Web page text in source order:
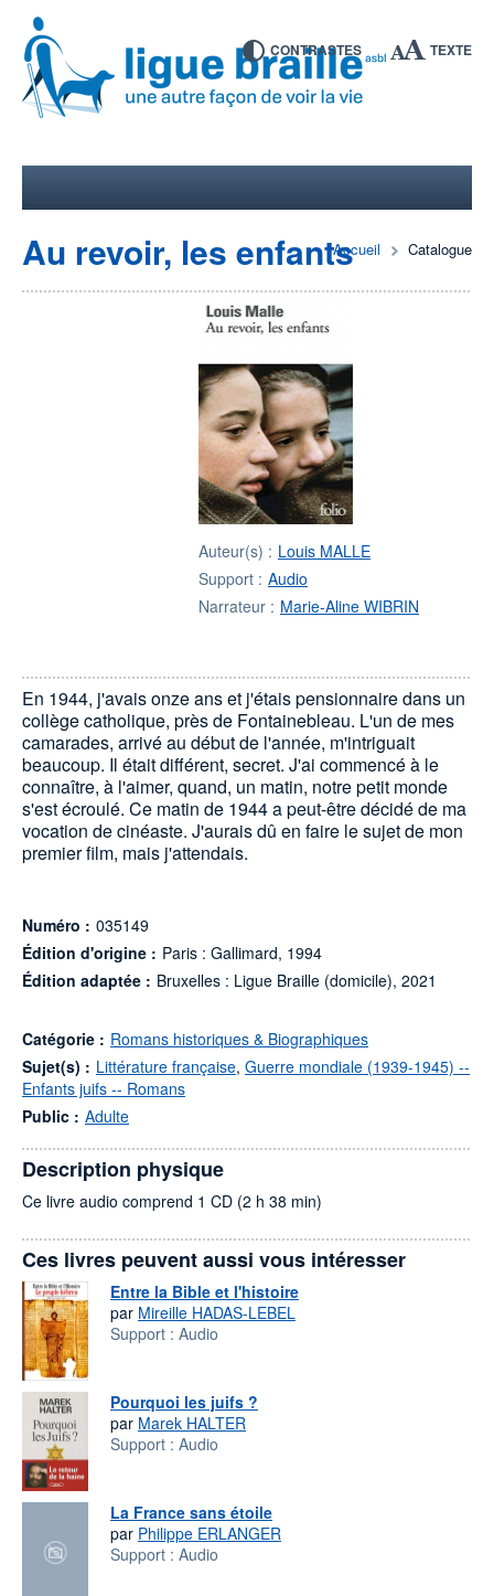
CONTRASTES TEXTE
Accueil Catalogue
Au revoir, les enfants
Auteur(s) : Louis MALLE
Support : Audio
Narrateur : Marie-Aline WIBRIN
En 1944, j'avais onze ans et j'étais pensionnaire dans un
collège catholique, près de Fontainebleau. L'un de mes
camarades, arrivé au début de l'année, m'intriguait
beaucoup. Il était différent, secret. J'ai commencé à le
connaître, à l'aimer, quand, un matin, notre petit monde
s'est écroulé. Ce matin de 1944 a peut-être décidé de ma
vocation de cinéaste. J'aurais dû en faire le sujet de mon
premier film, mais j'attendais.
Numéro : 035149
Édition d'origine : Paris : Gallimard, 1994
Édition adaptée : Bruxelles : Ligue Braille (domicile), 2021
Catégorie : Romans historiques & Biographiques
Sujet(s) : Littérature française, Guerre mondiale (1939-1945) --
Enfants juifs -- Romans
Public : Adulte
Description physique
Ce livre audio comprend 1 CD (2 h 38 min)
Ces livres peuvent aussi vous intéresser
Entre la Bible et l'histoire
par Mireille HADAS-LEBEL
Support : Audio
Pourquoi les juifs ?
par Marek HALTER
Support : Audio
La France sans étoile
par Philippe ERLANGER
Support : Audio